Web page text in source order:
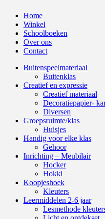
Home
Winkel
Schoolboeken
Over ons
Contact
Buitenspeelmateriaal
Buitenklas
Creatief en expressie
Creatief materiaal
Decoratiepapier-
Diversen
Groepsruimte/klas
Huisjes
Handig voor elke klas
Gehoor
Inrichting – Meubilair
Hocker
Hokki
Koopjeshoek
Kleuters
Leermiddelen 2-6 jaar
Lesmethode